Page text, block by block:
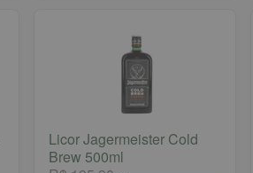
Licor Jagermeister Cold
Brew 500ml